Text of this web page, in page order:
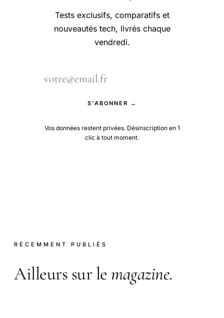
Tests exclusifs, comparatifs et
nouveautés tech, livrés chaque
vendredi.
S'ABONNER →
Vos données restent privées. Désinscription en 1
clic à tout moment.
RÉCEMMENT PUBLIÉS
Ailleurs sur le magazine.